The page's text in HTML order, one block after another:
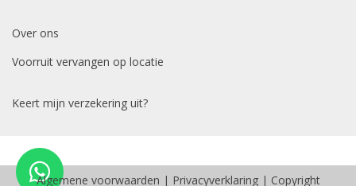
Over ons
Voorruit vervangen op locatie
Keert mijn verzekering uit?
Algemene voorwaarden | Privacyverklaring| Copyright